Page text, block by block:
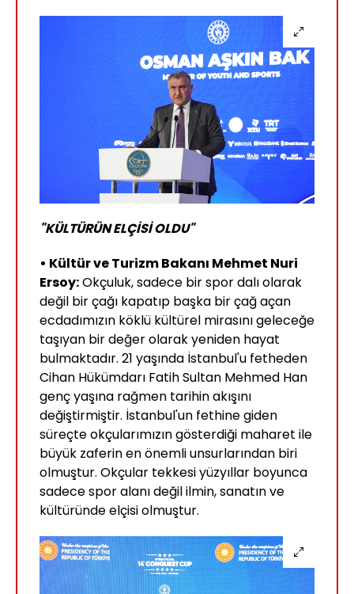
"KÜLTÜRÜN ELÇİSİ OLDU"
• Kültür ve Turizm Bakanı Mehmet Nuri
Ersoy:Okçuluk, sadece bir spor dalı olarak
değil bir çağı kapatıp başka bir çağ açan
ecdadımızın köklü kültürel mirasını geleceğe
taşıyan bir değer olarak yeniden hayat
bulmaktadır. 21 yaşında İstanbul'u fetheden
Cihan Hükümdarı Fatih Sultan Mehmed Han
genç yaşına rağmen tarihin akışını
değiştirmiştir. İstanbul'un fethine giden
süreçte okçularımızın gösterdiği maharet ile
büyük zaferin en önemli unsurlarından biri
olmuştur. Okçular tekkesi yüzyıllar boyunca
sadece spor alanı değil ilmin, sanatın ve
kültüründe elçisi olmuştur.